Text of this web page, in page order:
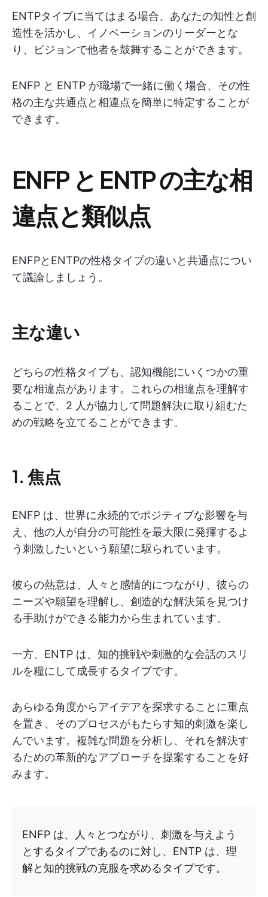
ENTPタイプに当てはまる場合、あなたの知性と創
造性を活かし、イノベーションのリーダーとな
り、ビジョンで他者を鼓舞することができます。
ENFP と ENTP が職場で一緒に働く場合、その性
格の主な共通点と相違点を簡単に特定することが
できます。
ENFP と ENTP の主な相
違点と類似点
ENFPとENTPの性格タイプの違いと共通点につい
て議論しましょう。
主な違い
どちらの性格タイプも、認知機能にいくつかの重
要な相違点があります。これらの相違点を理解す
ることで、2 人が協力して問題解決に取り組むた
めの戦略を立てることができます。
1. 焦点
ENFP は、世界に永続的でポジティブな影響を与
え、他の人が自分の可能性を最大限に発揮するよ
う刺激したいという願望に駆られています。
彼らの熱意は、人々と感情的につながり、彼らの
ニーズや願望を理解し、創造的な解決策を見つけ
る手助けができる能力から生まれています。
一方、ENTP は、知的挑戦や刺激的な会話のスリ
ルを糧にして成長するタイプです。
あらゆる角度からアイデアを探求することに重点
を置き、そのプロセスがもたらす知的刺激を楽し
んでいます。複雑な問題を分析し、それを解決す
るための革新的なアプローチを提案することを好
みます。
ENFP は、人々とつながり、刺激を与えよう
とするタイプであるのに対し、ENTP は、理
解と知的挑戦の克服を求めるタイプです。